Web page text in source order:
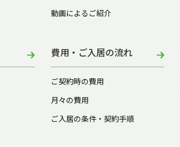
動画によるご紹介
費用・ご入居の流れ
ご契約時の費用
月々の費用
ご入居の条件・契約手順